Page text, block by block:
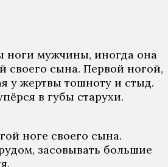
ноги мужчины, иногда она
сына. Первой ногой,
у жертвы тошноту и стыд.
в губы старухи.
ноге своего сына.
засовывать большие